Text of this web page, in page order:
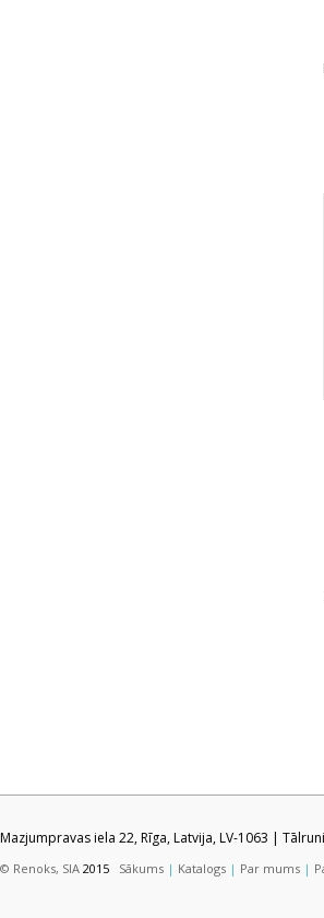
Mazjumpravas iela 22, Rīga, Latvija, LV-1063 |
© Renoks, SIA 2015 Sākums | Katalogs | Par mums |